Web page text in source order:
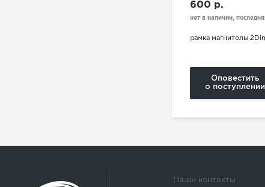
600 р.
нет в наличии,
рамка магнитолы
Оповестить
о поступлении
Наши контакты